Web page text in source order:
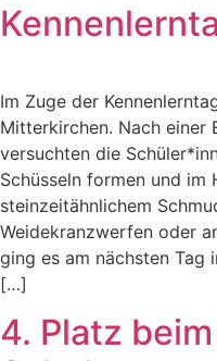
Im Zuge der
Mitterkirchen. Nach einer
versuchten die
Schüsseln formen und im
steinzeitähnlichem
Weidekranzwerfen oder
ging es am nächsten Tag
[…]
4. Platz